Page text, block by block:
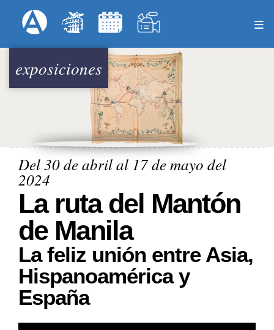
al
principal
Menú Superior
exposiciones
Del 30 de abril al 17 de mayo del
2024
La ruta del Mantón
de Manila
La feliz unión entre Asia,
Hispanoamérica y
España